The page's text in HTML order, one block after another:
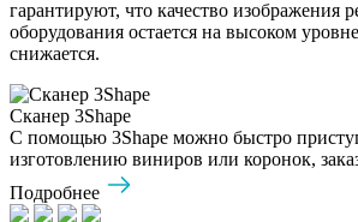
гарантируют, что качество изображения
оборудования остается на высоком
снижается.
Сканер 3Shape
С помощью 3Shape можно быстро
изготовлению виниров или коронок,
Подробнее